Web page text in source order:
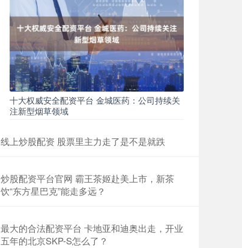
十大权威安全配资平台 金城医药：公司持续关
注新型烟草领域
线上炒股配资 股票里主力走了是不是就跌
炒股配资平台官网 霸王茶姬赴美上市，新茶
饮“东方星巴克”能走多远？
最大的合法配资平台 卡地亚和迪奥出走，开业
五年的北京SKP-S怎么了？